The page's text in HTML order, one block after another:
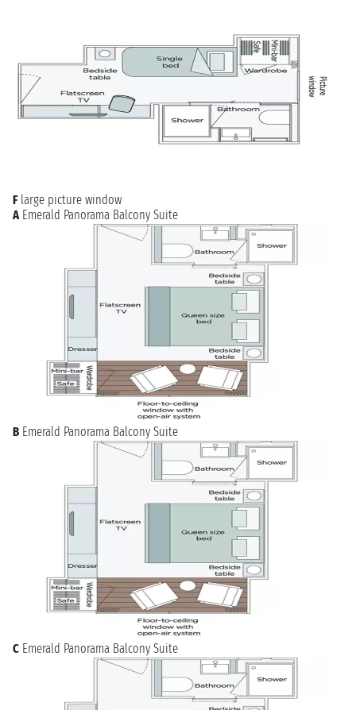
F large picture window
A Emerald Panorama Balcony Suite
B Emerald Panorama Balcony Suite
C Emerald Panorama Balcony Suite